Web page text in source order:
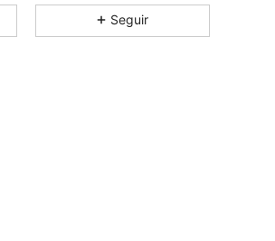
Seguir